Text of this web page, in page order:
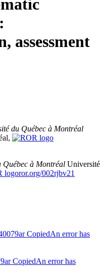
assessment
du Québec à Montréal
Québec à Montréal Université
ror.org/002rjbv21
CopiedAn error has
CopiedAn error has